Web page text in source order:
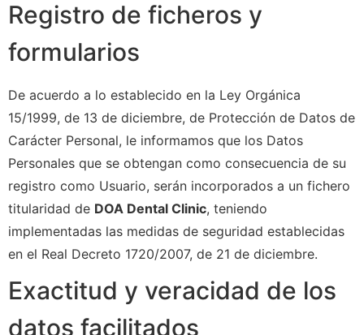
Registro de ficheros y
formularios
De acuerdo a lo establecido en la Ley Orgánica
15/1999, de 13 de diciembre, de Protección de Datos de
Carácter Personal, le informamos que los Datos
Personales que se obtengan como consecuencia de su
registro como Usuario, serán incorporados a un fichero
titularidad de DOA Dental Clinic, teniendo
implementadas las medidas de seguridad establecidas
en el Real Decreto 1720/2007, de 21 de diciembre.
Exactitud y veracidad de los
datos facilitados